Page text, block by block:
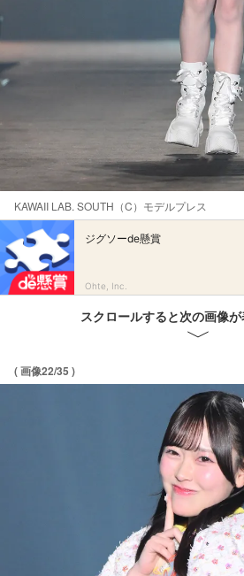
KAWAII LAB. SOUTH（C）モデルプレス
ジグソーde懸賞
Ohte, Inc.
スクロールすると次の画像
( 画像22/35 )